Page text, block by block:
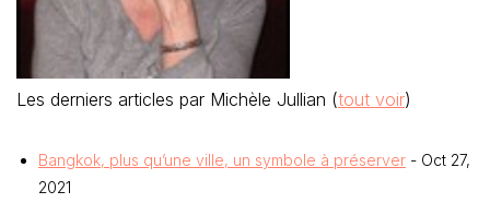
Les derniers articles par Michèle Jullian (tout voir)
Bangkok, plus qu’une ville, un symbole à préserver - Oct 27,
2021